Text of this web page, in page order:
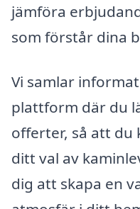
jämföra
som förstår dina
Vi samlar
plattform där du
offerter, så att du
ditt val av
dig att skapa en